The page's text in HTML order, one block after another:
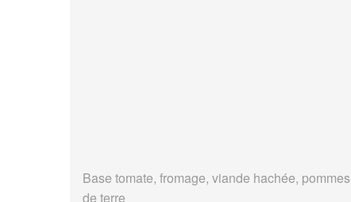
Base tomate, fromage, viande hachée, pommes
de terre